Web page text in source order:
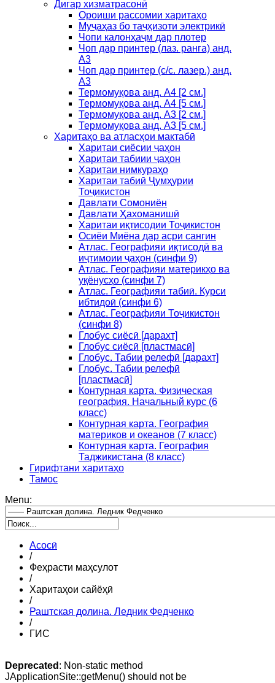
Дигар хизматрасонӣ
Ороиши рассомии харитаҳо
Муҷаҳаз бо таҷҳизоти электрикӣ
Чопи калонҳаҷм дар плотер
Чоп дар принтер (лаз. ранга) анд.
А3
Чоп дар принтер (с/с. лазер.) анд.
А3
Термомуқова анд. А4 [2 см.]
Термомуқова анд. А4 [5 см.]
Термомуқова анд. А3 [2 см.]
Термомуқова анд. А3 [5 см.]
Харитаҳо ва атласҳои мактабӣ
Харитаи сиёсии ҷаҳон
Харитаи табиии ҷаҳон
Харитаи нимкураҳо
Харитаи табиӣ Ҷумҳурии
Тоҷикистон
Давлати Сомониён
Давлати Ҳахоманишӣ
Харитаи иқтисодии Тоҷикистон
Осиёи Миёна дар асри сангин
Атлас. Географияи иқтисодӣ ва
иҷтимоии ҷаҳон (синфи 9)
Атлас. Географияи материкҳо ва
уқёнусҳо (синфи 7)
Атлас. Географияи табиӣ. Курси
ибтидоӣ (синфи 6)
Атлас. Географияи Тоҷикистон
(синфи 8)
Глобус сиёсӣ [дарахт]
Глобус сиёсӣ [пластмасӣ]
Глобус. Табии релефӣ [дарахт]
Глобус. Табии релефӣ
[пластмасӣ]
Контурная карта. Физическая
география. Начальный курс (6
класс)
Контурная карта. География
материков и океанов (7 класс)
Контурная карта. География
Таджикистана (8 класс)
Гирифтани харитаҳо
Тамос
Menu:
Асосӣ
/
Феҳрасти маҳсулот
/
Харитаҳои сайёҳӣ
/
Раштская долина. Ледник Федченко
/
ГИС
Deprecated : Non-static method
JApplicationSite::getMenu() should not be